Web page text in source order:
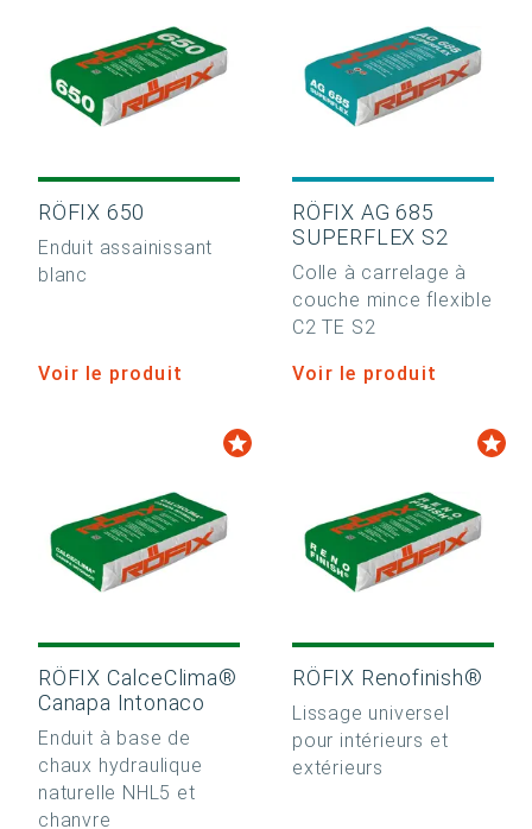
RÖFIX 650
Enduit assainissant
blanc
Voir le produit
RÖFIX AG 685
SUPERFLEX S2
Colle à carrelage à
couche mince flexible
C2 TE S2
Voir le produit
RÖFIX CalceClima®
Canapa Intonaco
Enduit à base de
chaux hydraulique
naturelle NHL5 et
chanvre
RÖFIX Renofinish®
Lissage universel
pour intérieurs et
extérieurs